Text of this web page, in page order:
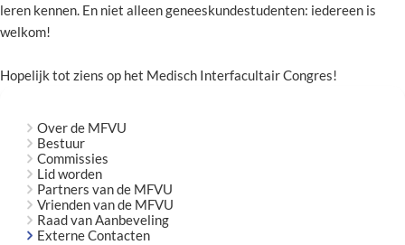
leren kennen. En niet alleen geneeskundestudenten: iedereen is
welkom!
Hopelijk tot ziens op het Medisch Interfacultair Congres!
Over de MFVU
Bestuur
Commissies
Lid worden
Partners van de MFVU
Vrienden van de MFVU
Raad van Aanbeveling
Externe Contacten